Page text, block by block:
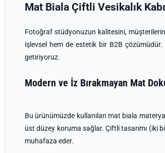
Mat Biala Çiftli Vesikalık
Fotoğraf stüdyonuzun kalitesini,
işlevsel hem de estetik bir B2B
getiriyoruz.
Modern ve İz Bırakmayan Mat
Bu ürünümüzde kullanılan mat biala
üst düzey koruma sağlar. Çiftli tasarımı (iki
muhafaza eder.